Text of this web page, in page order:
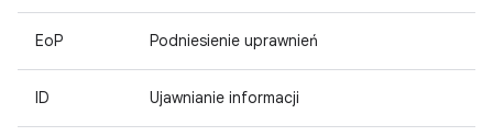
EoP Podniesienie uprawnień
ID Ujawnianie informacji